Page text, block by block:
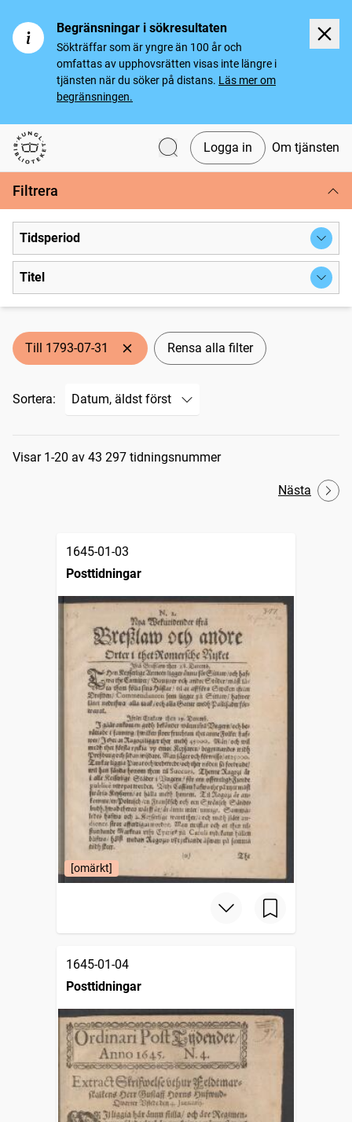
Begränsningar i sökresultaten
Sökträffar som är yngre än 100 år och
omfattas av upphovsrätten visas inte längre i
tjänsten när du söker på distans. Läs mer om
begränsningen.
Svenska tidningar
Logga in Om tjänsten
Filtrera
Tidsperiod
Titel
Till 1793-07-31 Rensa alla filter
Sortera:
Sökresultat
Visar 1-20 av 43 297 tidningsnummer
Nästa
1645-01-03
Posttidningar
[omärkt]
1645-01-04
Posttidningar